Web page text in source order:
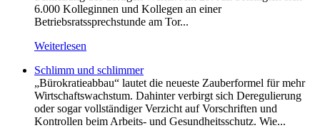
6.000 Kolleginnen und Kollegen an einer
Betriebsratssprechstunde am Tor...
Weiterlesen
Schlimm und schlimmer
„Bürokratieabbau“ lautet die neueste Zauberformel für mehr
Wirtschaftswachstum. Dahinter verbirgt sich Deregulierung
oder sogar vollständiger Verzicht auf Vorschriften und
Kontrollen beim Arbeits- und Gesundheitsschutz. Wie...